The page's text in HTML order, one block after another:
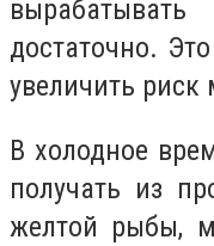
достаточно.
увеличить
В холодное
получать из
желтой рыбы,